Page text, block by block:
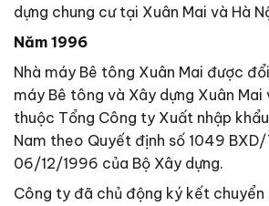
dựng chung cư tại Xuân Mai và Hà
Năm 1996
Nhà máy Bê tông Xuân Mai được
máy Bê tông và Xây dựng Xuân
thuộc Tổng Công ty Xuất nhập
Nam theo Quyết định số 1049
06/12/1996 của Bộ Xây dựng.
Công ty đã chủ động ký kết